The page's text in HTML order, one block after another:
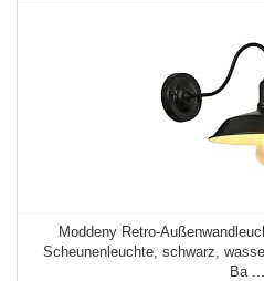
Moddeny Retro-
Scheunenleuchte, schwarz,
Ba ...